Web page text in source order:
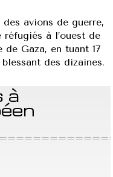
des avions de guerre,
à l’ouest de
de Gaza, en tuant 17
des dizaines.
à